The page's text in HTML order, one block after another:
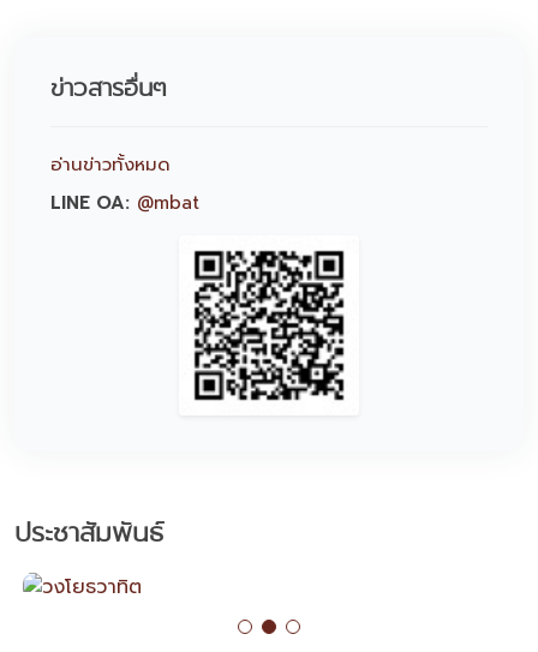
ข่าวสารอื่นๆ
อ่านข่าวทั้งหมด
LINE OA: @mbat
ประชาสัมพันธ์